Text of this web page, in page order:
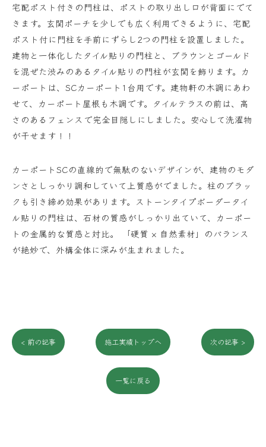
宅配ポスト付きの門柱は、ポストの取り出し口が背面にでて
きます。玄関ポーチを少しでも広く利用できるように、宅配
ポスト付に門柱を手前にずらし2つの門柱を設置しました。
建物と一体化したタイル貼りの門柱と、ブラウンとゴールド
を混ぜた渋みのあるタイル貼りの門柱が玄関を飾ります。カ
ーポートは、SCカーポート1台用です。建物軒の木調にあわ
せて、カーポート屋根も木調です。タイルテラスの前は、高
さのあるフェンスで完全目隠しにしました。安心して洗濯物
が干せます！！
カーポートSCの直線的で無駄のないデザインが、建物のモダ
ンさとしっかり調和していて上質感がでました。柱のブラッ
クも引き締め効果があります。ストーンタイプボーダータイ
ル貼りの門柱は、石材の質感がしっかり出ていて、カーポー
トの金属的な質感と対比。 「硬質 × 自然素材」のバランス
が絶妙で、外構全体に深みが生まれました。
< 前の記事 施工実績トップへ 次の記事 >
一覧に戻る